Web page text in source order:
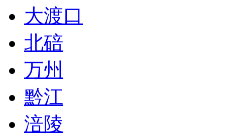
大渡口
北碚
万州
黔江
涪陵